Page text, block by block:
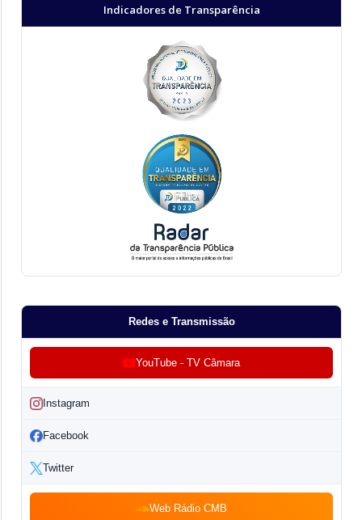
Indicadores de Transparência
Redes e Transmissão
YouTube - TV Câmara
Instagram
Facebook
Twitter
Web Rádio CMB